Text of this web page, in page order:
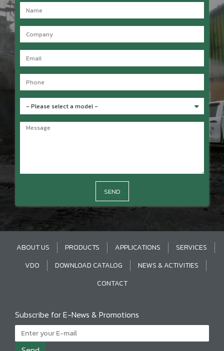
SEND
ABOUT US PRODUCTS APPLICATIONS
SERVICES
VDO
DOWNLOAD CATALOG
NEWS & ACTIVITIES
CONTACT
Subscribe for E-News & Promotions